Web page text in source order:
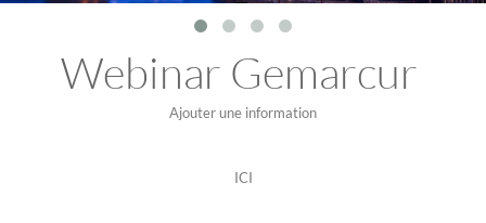
Webinar Gemarcur
Ajouter une information
ICI